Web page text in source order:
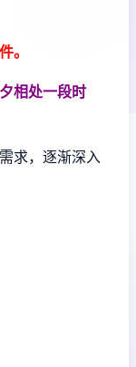
。
相处一段时
求，逐渐深入